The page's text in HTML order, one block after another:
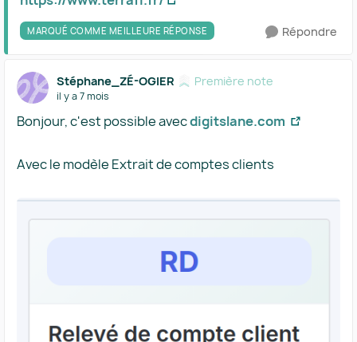
MARQUÉ COMME MEILLEURE RÉPONSE Répondre
Stéphane_ZÉ-OGIER Première note
il y a 7 mois
Bonjour, c'est possible avecdigitslane.com
Avec le modèle Extrait de comptes clients